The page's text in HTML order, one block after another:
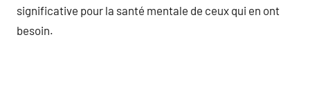
significative pour la santé mentale de ceux qui en ont
besoin.